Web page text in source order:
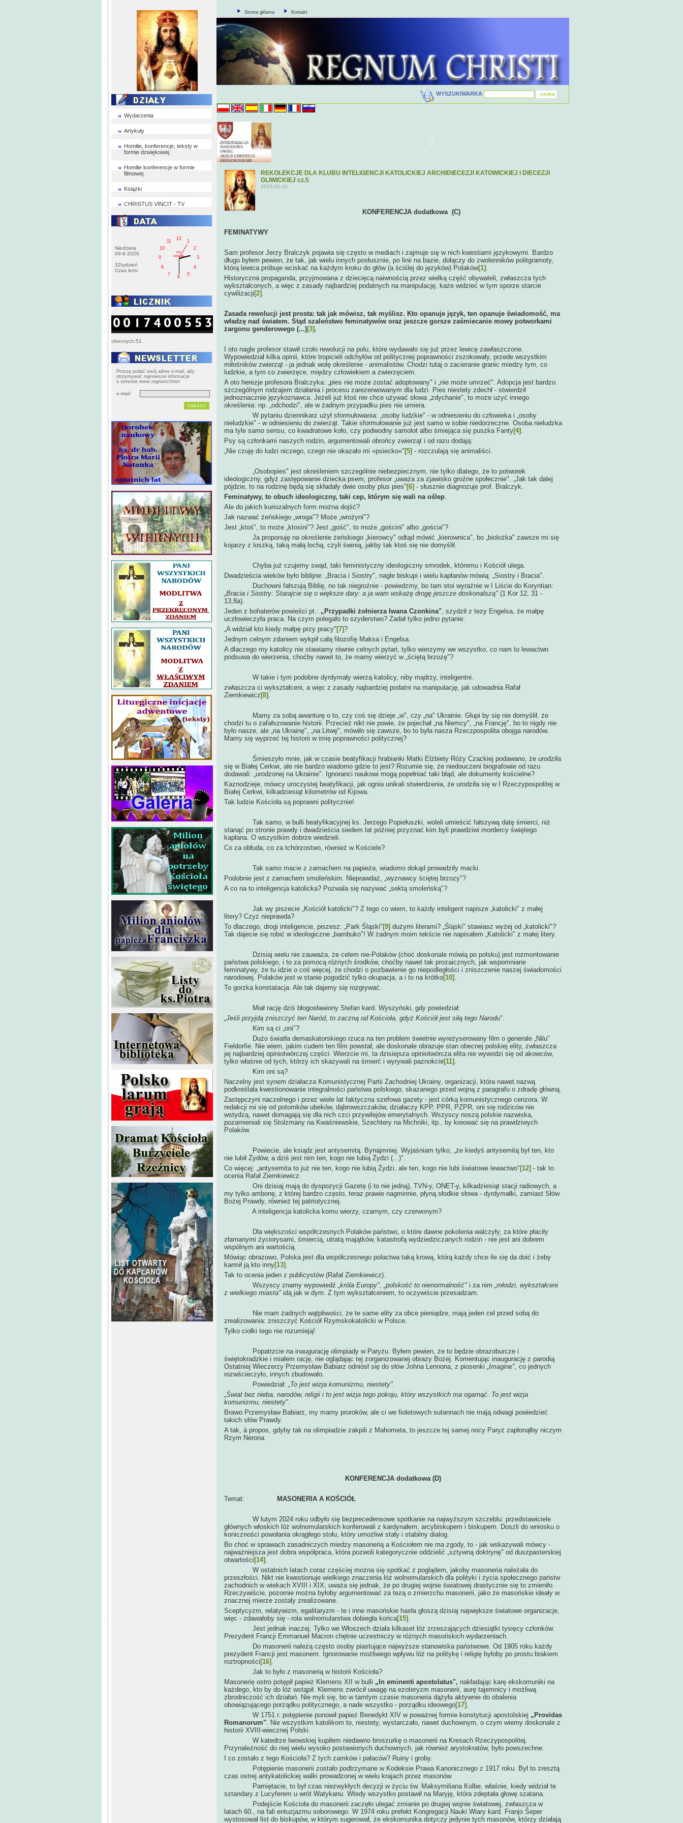
Wydarzenia
Artykuły
Homilie, konferencje, teksty w
formie dzwiękowej
Homilie konferencje w formie
filmowej
Książki
CHRISTUS VINCIT - TV
Niedziela
09-8-2026
32tydzień
Czas letni
1
2
3
4
5
6
7
8
9
10
11
12
PM
niedziela
obecnych:51
Proszę podać swój adres e-mail, aby
otrzymywać najnowsze informacje
o serwisie www.regnumchristi
e-mail
Strona główna Kontakt
WYSZUKIWARKA
REKOLEKCJE DLA KLUBU INTELIGENCJI KATOLICKIEJ ARCHIDIECEZJI KATOWICKIEJ i DIECEZJI
GLIWICKIEJ cz.5
2025-01-31
KONFERENCJA dodatkowa (C)
FEMINATYWY
Sam profesor Jerzy Bralczyk pojawia się często w mediach i zajmuje się w nich kwestiami językowymi. Bardzo
długo byłem pewien, że tak, jak wielu innych posłusznie, po linii na bazie, dołączy do zwolenników politgramoty,
którą lewica próbuje wciskać na każdym kroku do głów (a ściślej do języków) Polaków[1] .
Historyczna propaganda, przyjmowana z dziecięcą naiwnością przez wielką część obywateli, zwłaszcza tych
wykształconych, a więc z zasady najbardziej podatnych na manipulację, każe widzieć w tym sporze starcie
cywilizacji [2] .
Zasada rewolucji jest prosta: tak jak mówisz, tak myślisz. Kto opanuje język, ten opanuje świadomość, ma
władzę nad światem. Stąd szaleństwo feminatywów oraz jeszcze gorsze zaśmiecanie mowy potworkami
żargonu genderowego (...)[3] .
I oto nagle profesor stawił czoło rewolucji na polu, które wydawało się już przez lewicę zawłaszczone.
Wypowiedział kilka opinii, które tropicieli odchyłów od politycznej poprawności zszokowały, przede wszystkim
miłośników zwierząt - ja jednak wolę określenie - animalistów. Chodzi tutaj o zacieranie granic miedzy tym, co
ludzkie, a tym co zwierzęce, między człowiekiem a zwierzęciem.
A oto herezje profesora Bralczyka: „pies nie może zostać adoptowany" i „nie może umrzeć". Adopcja jest bardzo
szczególnym rodzajem działania i procesu zarezerwowanym dla ludzi. Pies niestety zdechł - stwierdził
jednoznacznie językoznawca. Jeżeli już ktoś nie chce używać słowa „zdychanie", to może użyć innego
określenia: np. „odchodzi", ale w żadnym przypadku pies nie umiera.
W pytaniu dziennikarz użył sformułowania: „osoby ludzkie" - w odniesieniu do człowieka i „osoby
nieludzkie" - w odniesieniu do zwierząt. Takie sformułowanie już jest samo w sobie niedorzeczne. Osoba nieludzka
ma tyle samo sensu, co kwadratowe koło, czy podwodny samolot albo śmiejąca się puszka Fanty[4] .
Psy są członkami naszych rodzin, argumentowali obrońcy zwierząt i od razu dodają:
„Nie czuję do ludzi niczego, czego nie okazało mi »psiecko«" [5] - rozczulają się animaliści.
„Osobopies" jest określeniem szczególnie niebezpiecznym, nie tylko dlatego, że to potworek
ideologiczny, gdyż zastępowanie dziecka psem, profesor „uważa za zjawisko groźne społecznie". „Jak tak dalej
pójdzie, to na rodzinę będą się składały dwie osoby plus pies" [6] - słusznie diagnozuje prof. Bralczyk.
Feminatywy, to obuch ideologiczny, taki cep, którym się wali na oślep.
Ale do jakich kuriozalnych form można dojść?
Jak nazwać żeńskiego „wroga"? Może „wrożyni"?
Jest „ktoś", to może „ktosini"? Jest „gość", to może „gościni" albo „gościa"?
Ja proponuję na określenie żeńskiego „kierowcy" odtąd mówić „kierownica", bo „biolożka" zawsze mi się
kojarzy z loszką, taką małą lochą, czyli świnią, jakby tak ktoś się nie domyślił.
Chyba już czujemy swąd, taki feministyczny ideologiczny smrodek, któremu i Kościół ulega.
Dwadzieścia wieków było biblijne: „Bracia i Siostry", nagle biskupi i wielu kapłanów mówią: „Siostry i Bracia".
Duchowni fałszują Biblię, no tak niegroźnie - powiedzmy, bo tam stoi wyraźnie w I Liście do Koryntian:
„Bracia i Siostry: Starajcie się o większe dary: a ja wam wskażę drogę jeszcze doskonalszą" (1 Kor 12, 31 -
13,8a).
Jeden z bohaterów powieści pt.: „Przypadki żołnierza Iwana Czonkina", szydził z tezy Engelsa, że małpę
uczłowieczyła praca. Na czym polegało to szyderstwo? Zadał tylko jedno pytanie:
„A widział kto kiedy małpę przy pracy" [7]?
Jednym celnym zdaniem wykpił całą filozofię Maksa i Engelsa.
A dlaczego my katolicy nie stawiamy równie celnych pytań, tylko wierzymy we wszystko, co nam to lewactwo
podsuwa do wierzenia, choćby nawet to, że mamy wierzyć w „ściętą brzozę"?
W takie i tym podobne dyrdymały wierzą katolicy, niby mądrzy, inteligentni.
zwłaszcza ci wykształceni, a więc z zasady najbardziej podatni na manipulację, jak udowadnia Rafał
Ziemkiewicz [8] .
Mamy za sobą awanturę o to, czy coś się dzieje „w", czy „na" Ukrainie. Głupi by się nie domyślił, że
chodzi tu o zafałszowanie historii. Przecież nikt nie powie, że pojechał „na Niemcy", „na Francję", bo to nigdy nie
było nasze, ale „na Ukrainę", „na Litwę", mówiło się zawsze, bo to była nasza Rzeczpospolita obojga narodów.
Mamy się wyprzeć tej historii w imię poprawności politycznej?
Śmieszyło mnie, jak w czasie beatyfikacji hrabianki Matki Elżbiety Róży Czackiej podawano, że urodziła
się w Białej Cerkwi, ale nie bardzo wiadomo gdzie to jest? Rozumie się, że niedouczeni biografowie od razu
dodawali: „urodzonej na Ukrainie". Ignoranci naukowi mogą popełniać taki błąd, ale dokumenty kościelne?
Kaznodzieje, mówcy uroczystej beatyfikacji, jak ognia unikali stwierdzenia, że urodziła się w I Rzeczypospolitej w
Białej Cerkwi, kilkadziesiąt kilometrów od Kijowa.
Tak ludzie Kościoła są poprawni politycznie!
Tak samo, w bulli beatyfikacyjnej ks. Jerzego Popiełuszki, woleli umieścić fałszywą datę śmierci, niż
stanąć po stronie prawdy i dwadzieścia siedem lat później przyznać kim byli prawdziwi mordercy świętego
kapłana. O wszystkim dobrze wiedzieli.
Co za obłuda, co za tchórzostwo, również w Kościele?
Tak samo macie z zamachem na papieża, wiadomo dokąd prowadziły macki.
Podobnie jest z zamachem smoleńskim. Nieprawdaż, „wyznawcy ściętej brzozy"?
A co na to inteligencja katolicka? Pozwala się nazywać „sektą smoleńską"?
Jak wy piszecie „Kościół katolicki"? Z tego co wiem, to każdy inteligent napisze „katolicki" z małej
litery? Czyż nieprawda?
To dlaczego, drogi inteligencie, piszesz: „Park Śląski" [9] dużymi literami? „Śląski" stawiasz wyżej od „katolicki"?
Tak dajecie się robić w ideologiczne „bambuko"! W żadnym moim tekście nie napisałem „Katolicki" z małej litery.
Dzisiaj wielu nie zauważa, że celem nie-Polaków (choć doskonale mówią po polsku) jest rozmontowanie
państwa polskiego, i to za pomocą różnych środków, choćby nawet tak prozaicznych, jak wspomniane
feminatywy, że tu idzie o coś więcej, że chodzi o pozbawienie go niepodległości i zniszczenie naszej świadomości
narodowej. Polaków jest w stanie pogodzić tylko okupacja, a i to na krótko[10] .
To gorzka konstatacja. Ale tak dajemy się rozgrywać.
Miał rację dziś błogosławiony Stefan kard. Wyszyński, gdy powiedział:
„Jeśli przyjdą zniszczyć ten Naród, to zaczną od Kościoła, gdyż Kościół jest siłą tego Narodu".
Kim są ci „oni"?
Dużo światła demaskatorskiego rzuca na ten problem świetnie wyreżyserowany film o generale „Nilu"
Fieldorfie. Nie wiem, jakim cudem ten film powstał, ale doskonale obrazuje stan obecnej polskiej elity, zwłaszcza
jej najbardziej opiniotwórczej części. Wierzcie mi, ta dzisiejsza opiniotwórcza elita nie wywodzi się od akowców,
tylko właśnie od tych, którzy ich skazywali na śmierć i wyrywali paznokcie[11] .
Kim oni są?
Naczelny jest synem działacza Komunistycznej Partii Zachodniej Ukrainy, organizacji, która nawet nazwą
podkreślała kwestionowanie integralności państwa polskiego, skazanego przed wojną z paragrafu o zdradę główną.
Zastępczyni naczelnego i przez wiele lat faktyczna szefowa gazety - jest córką komunistycznego cenzora. W
redakcji roi się od potomków ubeków, dąbrowszczaków, działaczy KPP, PPR, PZPR, oni się rodziców nie
wstydzą, nawet domagają się dla nich czci przywilejów emerytalnych. Wszyscy noszą polskie nazwiska,
pozamieniali się Stolzmany na Kwaśniewskie, Szechtery na Michniki, itp., by kreować się na prawdziwych
Polaków.
Powiecie, ale ksiądz jest antysemitą. Bynajmniej. Wyjaśniam tylko, „że kiedyś antysemitą był ten, kto
nie lubił Żydów, a dziś jest nim ten, kogo nie lubią Żydzi (...)".
Co więcej: „antysemita to już nie ten, kogo nie lubią Żydzi, ale ten, kogo nie lubi światowe lewactwo" [12] - tak to
ocenia Rafał Ziemkiewicz.
Oni dzisiaj mają do dyspozycji Gazetę (i to nie jedną), TVN-y, ONET-y, kilkadziesiąt stacji radiowych, a
my tylko ambonę, z której bardzo często, teraz prawie nagminnie, płyną słodkie słowa - dyrdymałki, zamiast Słów
Bożej Prawdy, również tej patriotycznej.
A inteligencja katolicka komu wierzy, czarnym, czy czerwonym?
Dla większości współczesnych Polaków państwo, o które dawne pokolenia walczyły, za które płaciły
złamanymi życiorysami, śmiercią, utratą majątków, katastrofą wydziedziczanych rodzin - nie jest ani dobrem
wspólnym ani wartością.
Mówiąc obrazowo, Polska jest dla współczesnego polactwa taką krową, którą każdy chce ile się da doić i żeby
karmił ją kto inny[13] .
Tak to ocenia jeden z publicystów (Rafał Ziemkiewicz).
Wszyscy znamy wypowiedź „króla Europy", „polskość to nienormalność" i za nim „młodzi, wykształceni
z wielkiego miasta" idą jak w dym. Z tym wykształceniem, to oczywiście przesadzam.
Nie mam żadnych wątpliwości, że te same elity za obce pieniądze, mają jeden cel przed sobą do
zrealizowania: zniszczyć Kościół Rzymskokatolicki w Polsce.
Tylko ciołki tego nie rozumieją!
Popatrzcie na inaugurację olimpiady w Paryżu. Byłem pewien, że to będzie obrazoburcze i
świętokradzkie i miałem rację, nie oglądając tej zorganizowanej obrazy Bożej. Komentując inaugurację z parodią
Ostatniej Wieczerzy Przemysław Babiarz odniósł się do słów Johna Lennona, z piosenki „Imagine", co jednych
rozwścieczyło, innych zbudowało.
Powiedział: „To jest wizja komunizmu, niestety".
„Świat bez nieba, narodów, religii i to jest wizja tego pokoju, który wszystkich ma ogarnąć. To jest wizja
komunizmu, niestety".
Brawo Przemysław Babiarz, my mamy proroków, ale ci we fioletowych sutannach nie mają odwagi powiedzieć
takich słów Prawdy.
A tak, à propos, gdyby tak na olimpiadzie zakpili z Mahometa, to jeszcze tej samej nocy Paryż zapłonąłby niczym
Rzym Nerona.
KONFERENCJA dodatkowa (D)
Temat: MASONERIA A KOŚCIÓŁ
W lutym 2024 roku odbyło się bezprecedensowe spotkanie na najwyższym szczeblu: przedstawiciele
głównych włoskich lóż wolnomularskich konferowali z kardynałem, arcybiskupem i biskupem. Doszli do wniosku o
koniczności powołania okrągłego stołu, który umożliwi stały i stabilny dialog.
Bo choć w sprawach zasadniczych miedzy masonerią a Kościołem nie ma zgody, to - jak wskazywali mówcy -
najważniejsza jest dobra współpraca, która pozwoli kategorycznie oddzielić „sztywną doktrynę" od duszpasterskiej
otwartości [14] .
W ostatnich latach coraz częściej można się spotkać z poglądem, jakoby masoneria należała do
przeszłości. Nikt nie kwestionuje wielkiego znaczenia lóż wolnomularskich dla polityki i życia społecznego państw
zachodnich w wiekach XVIII i XIX; uważa się jednak, że po drugiej wojnie światowej drastycznie się to zmieniło.
Rzeczywiście, pozornie można byłoby argumentować za tezą o zmierzchu masonerii, jako że masońskie ideały w
znacznej mierze zostały zrealizowane.
Sceptycyzm, relatywizm, egalitaryzm - te i inne masońskie hasła głoszą dzisiaj największe światowe organizacje,
więc - zdawałoby się - rola wolnomularstwa dobiegła końca[15] .
Jest jednak inaczej. Tylko we Włoszech działa kilkaset lóż zrzeszających dziesiątki tysięcy członków.
Prezydent Francji Emmanuel Macron chętnie uczestniczy w różnych masońskich wydarzeniach.
Do masonerii należą często osoby piastujące najwyższe stanowiska państwowe. Od 1905 roku każdy
prezydent Francji jest masonem. Ignorowanie możliwego wpływu lóż na politykę i religię byłoby po prostu brakiem
roztropności [16] .
Jak to było z masonerią w historii Kościoła?
Masonerię ostro potępił papież Klemens XII w bulli „In eminenti apostolatus", nakładając karę ekskomuniki na
każdego, kto by do lóż wstąpił. Klemens zwrócił uwagę na ezoteryzm masonerii, aurę tajemnicy i możliwą
zbrodniczość ich działań. Nie myli się, bo w tamtym czasie masoneria dążyła aktywnie do obalenia
obowiązującego porządku politycznego, a nade wszystko - porządku ideowego[17] .
W 1751 r. potępienie ponowił papież Benedykt XIV w poważnej formie konstytucji apostolskiej „Providas
Romanorum". Nie wszystkim katolikom to, niestety, wystarczało, nawet duchownym, o czym wiemy doskonale z
historii XVIII-wiecznej Polski.
W katedrze lwowskiej kupiłem niedawno broszurkę o masonerii na Kresach Rzeczypospolitej.
Przynależność do niej wielu wysoko postawionych duchownych, jak również arystokratów, było powszechne.
I co zostało z tego Kościoła? Z tych zamków i pałaców? Ruiny i groby.
Potępienie masonerii zostało podtrzymane w Kodeksie Prawa Kanonicznego z 1917 roku. Był to zresztą
czas ostrej antykatolickiej walki prowadzonej w wielu krajach przez masonów.
Pamiętacie, to był czas niezwykłych decyzji w życiu św. Maksymiliana Kolbe, właśnie, kiedy widział te
sztandary z Lucyferem u wrót Watykanu. Wtedy wszystko postawił na Maryję, która zdeptała głowę szatana.
Podejście Kościoła do masonerii zaczęło ulegać zmianie po drugiej wojnie światowej, zwłaszcza w
latach 60., na fali entuzjazmu soborowego. W 1974 roku prefekt Kongregacji Nauki Wiary kard. Franjo Šeper
wystosował list do biskupów, w którym sugerował, że ekskomunika dotyczy jedynie tych masonów, którzy działają